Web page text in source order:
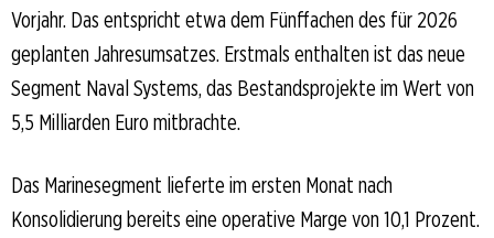
Vorjahr. Das entspricht etwa dem Fünffachen des für 2026
geplanten Jahresumsatzes. Erstmals enthalten ist das neue
Segment Naval Systems, das Bestandsprojekte im Wert von
5,5 Milliarden Euro mitbrachte.
Das Marinesegment lieferte im ersten Monat nach
Konsolidierung bereits eine operative Marge von 10,1 Prozent.